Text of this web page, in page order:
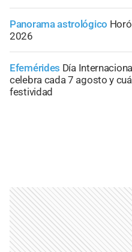
Panorama astrológico
2026
Efemérides Día
celebra cada 7 agosto y
festividad